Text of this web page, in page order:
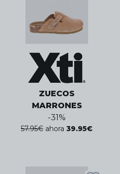
ZUECOS
MARRONES
-31%
57.95€ ahora 39.95€